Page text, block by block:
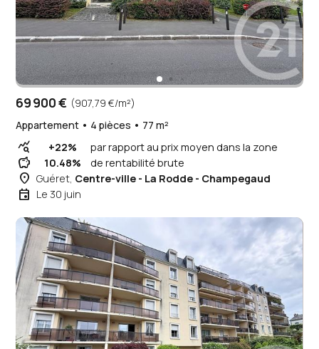
69 900 € (907,79 €/m²)
Appartement • 4 pièces • 77 m²
query_stats +22% par rapport au prix moyen dans la zone
savings 10.48% de rentabilité brute
place Guéret, Centre-ville - La Rodde - Champegaud
event Le 30 juin